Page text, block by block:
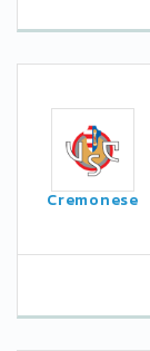
Cremonese